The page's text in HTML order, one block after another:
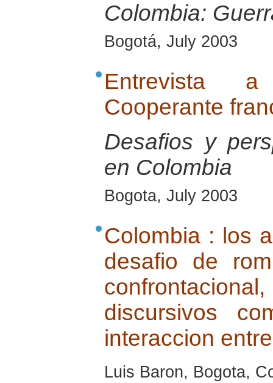
Colombia:
Bogotá, July 2003
Entrevista
Cooperante
Desafios y
en Colombia
Bogota, July 2003
Colombia : los
desafio de
discursivos
interaccion
Luis Baron, Bogota,